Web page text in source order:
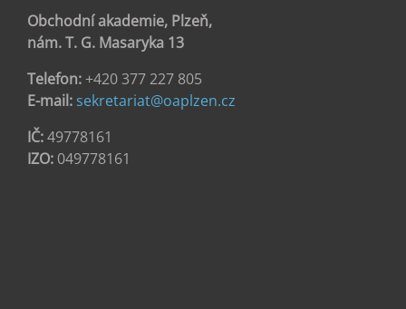
Obchodní akademie, Plzeň,
nám. T. G. Masaryka 13
Telefon: +420 377 227 805
E-mail: sekretariat@oaplzen.cz
IČ:49778161
IZO: 049778161